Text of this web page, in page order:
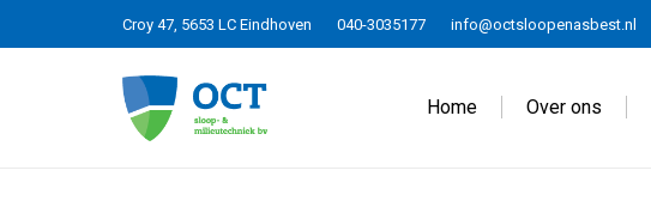
Croy 47, 5653 LC Eindhoven 040-3035177 info@octsloopenasbest.nl
Home Over ons